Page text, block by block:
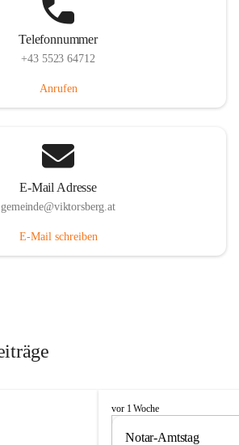
Telefonnummer
+43 5523 64712
Anrufen
E-Mail Adresse
gemeinde@viktorsberg.at
E-Mail schreiben
V
vor 1 Woche
Notar-Amtstag